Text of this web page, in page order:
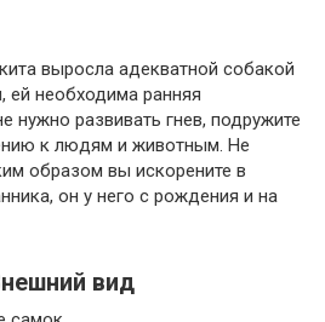
выросла адекватной собакой
ей необходима ранняя
нужно развивать гнев, подружите
к людям и животным. Не
образом вы искорените в
он у него с рождения и на
вид